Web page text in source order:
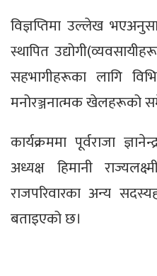
विज्ञप्तिमा उल्लेख
स्थापित
सहभागीहरूका लागि
मनोरञ्जनात्मक खेलहरूको
कार्यक्रममा पूर्वराजा
अध्यक्ष हिमानी
राजपरिवारका अन्य
बताइएको छ।